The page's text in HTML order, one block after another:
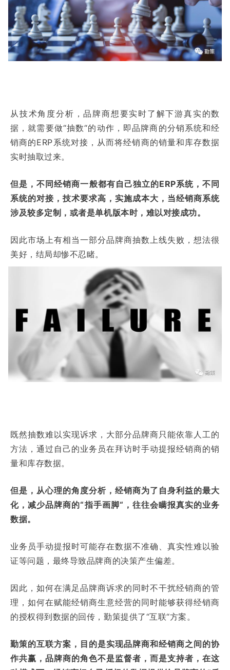
从技术角度分析，品牌商想要实时了解下游真实的数
据，就需要做“抽数“的动作，即品牌商的分销系统和经
销商的ERP系统对接，从而将经销商的销量和库存数据
实时抽取过来。
但是，不同经销商一般都有自己独立的ERP系统，不同
系统的对接，技术要求高，实施成本大，当经销商系统
涉及较多定制，或者是单机版本时，难以对接成功。
因此市场上有相当一部分品牌商抽数上线失败，想法很
美好，结局却惨不忍睹。
既然抽数难以实现诉求，大部分品牌商只能依靠人工的
方法，通过自己的业务员在拜访时手动提报经销商的销
量和库存数据。
但是，从心理的角度分析，经销商为了自身利益的最大
化，减少品牌商的“指手画脚“，往往会瞒报真实的业务
数据。
业务员手动提报时可能存在数据不准确、真实性难以验
证等问题，最终导致品牌商的决策产生偏差。
因此，如何在满足品牌商诉求的同时不干扰经销商的管
理，如何在赋能经销商生意经营的同时能够获得经销商
的授权得到数据的回传，勤策提供了“互联“方案。
勤策的互联方案，目的是实现品牌商和经销商之间的协
作共赢，品牌商的角色不是监督者，而是支持者，在这